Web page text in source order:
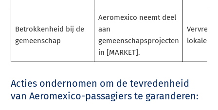
Betrokkenheid bij de
gemeenschap
Aeromexico neemt deel
aan
gemeenschapsprojecten
in [MARKET].
lokale
Acties ondernomen om de tevredenheid
van Aeromexico-passagiers te garanderen: